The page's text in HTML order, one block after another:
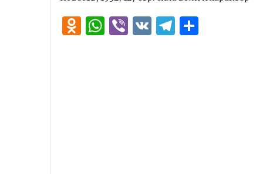
Odnoklassniki
WhatsApp
Viber
VK Telegram